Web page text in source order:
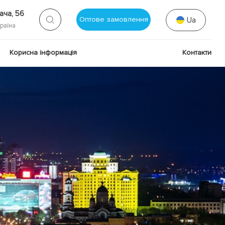
56
Оптове замовлення Ua
Корисна інформація Контакти